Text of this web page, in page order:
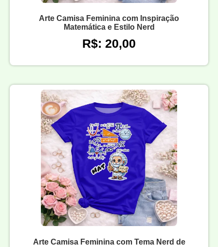
Arte Camisa Feminina com Inspiração
Matemática e Estilo Nerd
R$: 20,00
Arte Camisa Feminina com Tema Nerd de